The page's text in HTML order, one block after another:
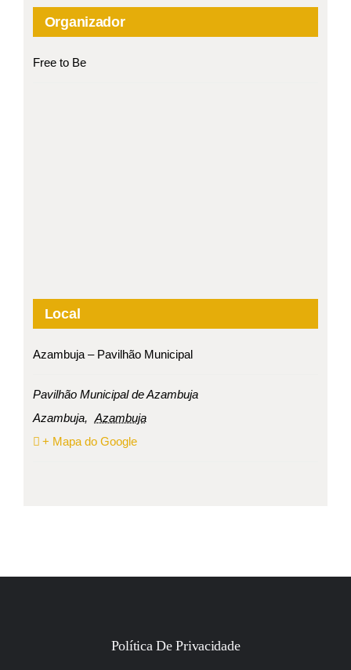
Organizador
Free to Be
Local
Azambuja – Pavilhão Municipal
Pavilhão Municipal de Azambuja
Azambuja, Azambuja
+ Mapa do Google
Política De Privacidade